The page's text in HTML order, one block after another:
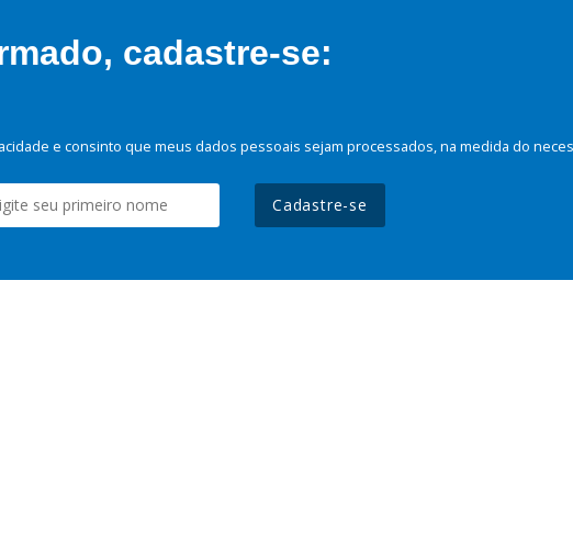
cadastre-se:
e consinto que meus dados pessoais sejam processados, na medida do
Cadastre-se